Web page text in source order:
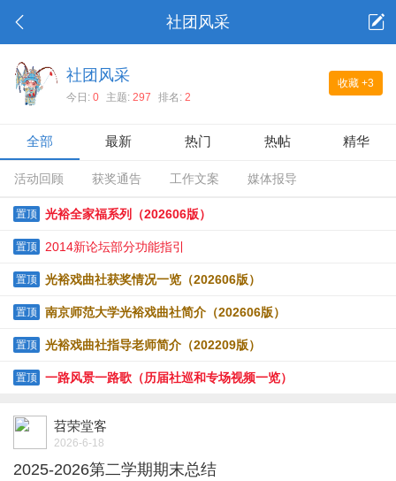
社团风采
收藏 +3
社团风采
今日: 0 主题: 297 排名: 2
全部 最新 热门 热帖 精华
活动回顾 获奖通告 工作文案 媒体报导
置顶 光裕全家福系列（202606版）
置顶 2014新论坛部分功能指引
置顶 光裕戏曲社获奖情况一览（202606版）
置顶 南京师范大学光裕戏曲社简介（202606版）
置顶 光裕戏曲社指导老师简介（202209版）
置顶 一路风景一路歌（历届社巡和专场视频一览）
苕荣堂客
2026-6-18
2025-2026第二学期期末总结